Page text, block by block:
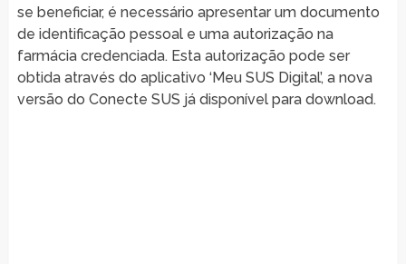
se beneficiar, é necessário apresentar um documento
de identificação pessoal e uma autorização na
farmácia credenciada. Esta autorização pode ser
obtida através do aplicativo ‘Meu SUS Digital’, a nova
versão do Conecte SUS já disponível para download.